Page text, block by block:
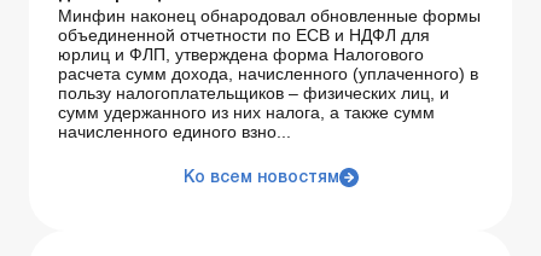
Минфин наконец обнародовал обновленные формы
объединенной отчетности по ЕСВ и НДФЛ для
юрлиц и ФЛП, утверждена форма Налогового
расчета сумм дохода, начисленного (уплаченного) в
пользу налогоплательщиков – физических лиц, и
сумм удержанного из них налога, а также сумм
начисленного единого взно...
Ко всем новостям